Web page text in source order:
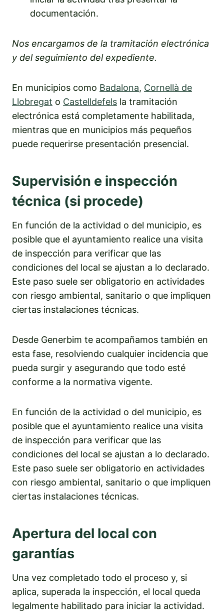
documentación.
Nos encargamos de la tramitación electrónica
y del seguimiento del expediente.
En municipios como Badalona, Cornellà de
Llobregat o Castelldefels la tramitación
electrónica está completamente habilitada,
mientras que en municipios más pequeños
puede requerirse presentación presencial.
Supervisión e inspección
técnica (si procede)
En función de la actividad o del municipio, es
posible que el ayuntamiento realice una visita
de inspección para verificar que las
condiciones del local se ajustan a lo declarado.
Este paso suele ser obligatorio en actividades
con riesgo ambiental, sanitario o que impliquen
ciertas instalaciones técnicas.
Desde Generbim te acompañamos también en
esta fase, resolviendo cualquier incidencia que
pueda surgir y asegurando que todo esté
conforme a la normativa vigente.
En función de la actividad o del municipio, es
posible que el ayuntamiento realice una visita
de inspección para verificar que las
condiciones del local se ajustan a lo declarado.
Este paso suele ser obligatorio en actividades
con riesgo ambiental, sanitario o que impliquen
ciertas instalaciones técnicas.
Apertura del local con
garantías
Una vez completado todo el proceso y, si
aplica, superada la inspección, el local queda
legalmente habilitado para iniciar la actividad.